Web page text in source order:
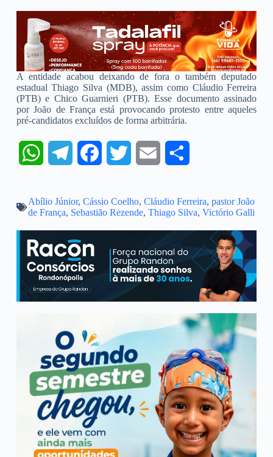
A entidade acabou deixando de fora o também deputado
estadual Thiago Silva (MDB), assim como Cláudio Ferreira
(PTB) e Chico Guarnieri (PTB). Esse documento assinado
por João de França está provocando protesto entre aqueles
pré-candidatos excluídos de forma arbitrária.
W
a
s
A
l
g
r
c i
t
e
a
l
a
Abílio Júnior, Cássio Coelho, Cláudio Ferreira, pastor João
de França, Sebastião Rezende, Thiago Silva, Victório Galli